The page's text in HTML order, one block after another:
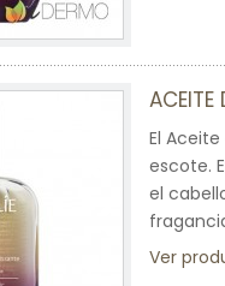
ACEITE
El
escote.
el
Ver